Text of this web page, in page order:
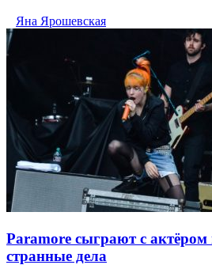
Яна Ярошевская
Paramore сыграют с актёром
странные дела